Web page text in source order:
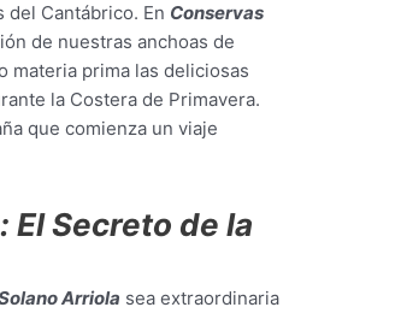
del Cantábrico. En Conservas
de nuestras anchoas de
materia prima las deliciosas
la Costera de Primavera.
que comienza un viaje
El Secreto de la
Arriola sea extraordinaria